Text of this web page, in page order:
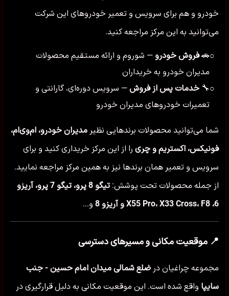
خودرو و هم برای سرویس و تعمیر خودروهای این شرکت
می‌توانید به این مرکز مراجعه کنید.
○
🚗فروش خودرو — شوروم و ارائه مستقیم محصولات
مدیران خودرو به خریداران
○
🔧 خدمات پس از فروش — سرویس دوره‌ای، گارانتی و
تعمیرات خودروهای مدیران خودرو
شما می‌توانید محصولات برندهایی نظیر مدیران خودرو، ام‌وی‌ام،
فونیکس، اکستریم و چری را از این مرکز خریداری کنید و برای
سرویس و تعمیر همان برندها نیز به همین مرکز مراجعه نمایید.
از جمله محصولات تحت پوشش:
تیگو 8 پرو، تیگو 7 پرو، آریزو
6، X55 Pro، X33 Cross، F8 و آریزو 8
و...
📍 موقعیت مکانی و مسیرهای دسترسی
مجموعه چراغیان در ضلع شمالی میدان امام حسین - جنب
سایپا واقع شده است. این موقعیت مکانی به دلیل قرارگیری در